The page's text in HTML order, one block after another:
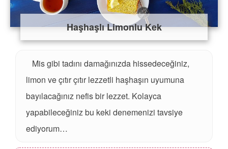
Haşhaşlı Limonlu Kek
Mis gibi tadını damağınızda hissedeceğiniz,
limon ve çıtır çıtır lezzetli haşhaşın uyumuna
bayılacağınız nefis bir lezzet. Kolayca
yapabileceğiniz bu keki denemenizi tavsiye
ediyorum…